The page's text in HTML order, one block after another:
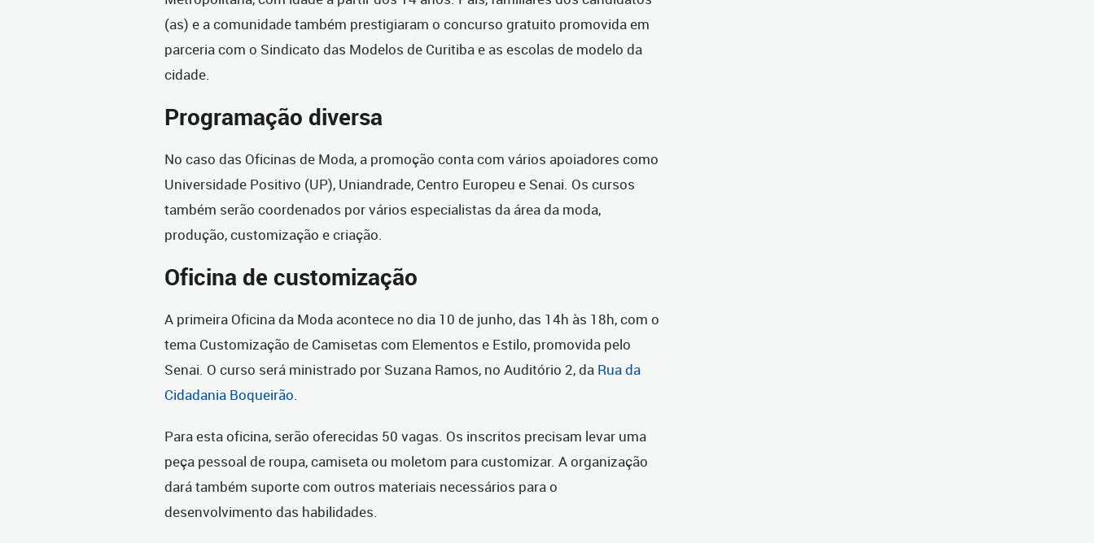
(as) e a comunidade também prestigiaram o concurso gratuito promovida em
parceria com o Sindicato das Modelos de Curitiba e as escolas de modelo da
cidade.
Programação diversa
No caso das Oficinas de Moda, a promoção conta com vários apoiadores como
Universidade Positivo (UP), Uniandrade, Centro Europeu e Senai. Os cursos
também serão coordenados por vários especialistas da área da moda,
produção, customização e criação.
Oficina de customização
A primeira Oficina da Moda acontece no dia 10 de junho, das 14h às 18h, com o
tema Customização de Camisetas com Elementos e Estilo, promovida pelo
Senai. O curso será ministrado por Suzana Ramos, no Auditório 2, da Rua da
Cidadania Boqueirão.
Para esta oficina, serão oferecidas 50 vagas. Os inscritos precisam levar uma
peça pessoal de roupa, camiseta ou moletom para customizar. A organização
dará também suporte com outros materiais necessários para o
desenvolvimento das habilidades.